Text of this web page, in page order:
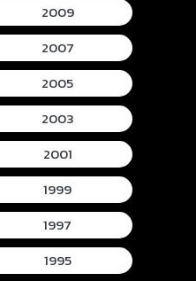
2009
2007
2005
2003
2001
1999
1997
1995